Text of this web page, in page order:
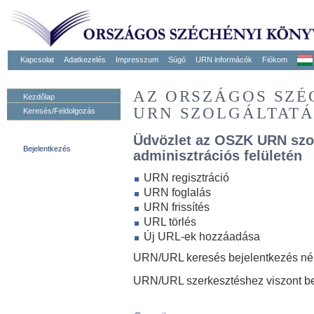
Kapcsolat Adatkezelés Impresszum Súgó URN informácók Fiókom
Kezdőlap
Keresés/Feldolgozás
Bejelentkezés
AZ ORSZÁGOS
URN
Üdvözlet az OSZK URN
adminisztrációs felületén
URN regisztráció
URN foglalás
URN frissítés
URL törlés
Új URL-ek hozzáadása
URN/URL keresés bejelentkezés
URN/URL szerkesztéshez viszont